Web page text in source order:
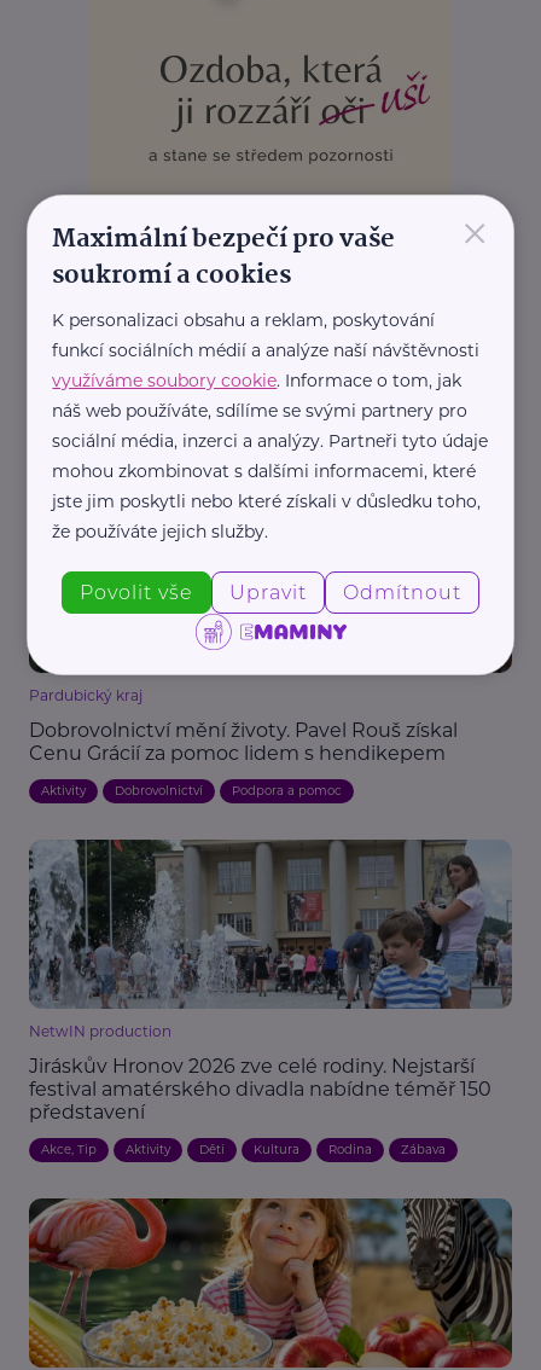
Další články
Pardubický kraj
Dobrovolnictví mění životy. Pavel Rouš získal
Cenu Grácií za pomoc lidem s hendikepem
Aktivity Dobrovolnictví Podpora a pomoc
NetwIN production
Jiráskův Hronov 2026 zve celé rodiny. Nejstarší
festival amatérského divadla nabídne téměř 150
představení
Akce, Tip Aktivity Děti Kultura Rodina Zábava
×
Maximální bezpečí pro vaše
soukromí a cookies
K personalizaci obsahu a reklam, poskytování
funkcí sociálních médií a analýze naší návštěvnosti
využíváme soubory cookie. Informace o tom, jak
náš web používáte, sdílíme se svými partnery pro
sociální média, inzerci a analýzy. Partneři tyto údaje
mohou zkombinovat s dalšími informacemi, které
jste jim poskytli nebo které získali v důsledku toho,
že používáte jejich služby.
Povolit vše Upravit Odmítnout